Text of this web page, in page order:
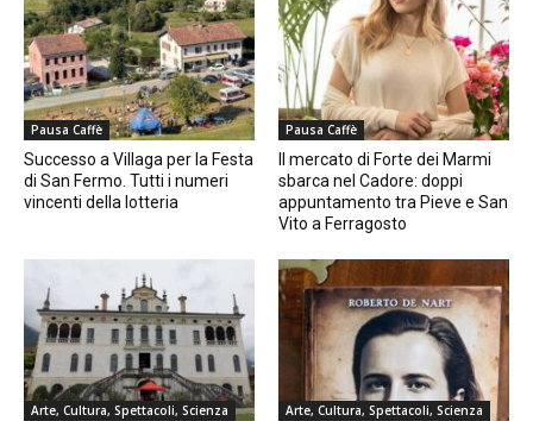
Pausa Caffè
Successo a Villaga per la Festa
di San Fermo. Tutti i numeri
vincenti della lotteria
Pausa Caffè
Il mercato di Forte dei Marmi
sbarca nel Cadore: doppi
appuntamento tra Pieve e San
Vito a Ferragosto
Arte, Cultura, Spettacoli, Scienza Arte, Cultura, Spettacoli, Scienza